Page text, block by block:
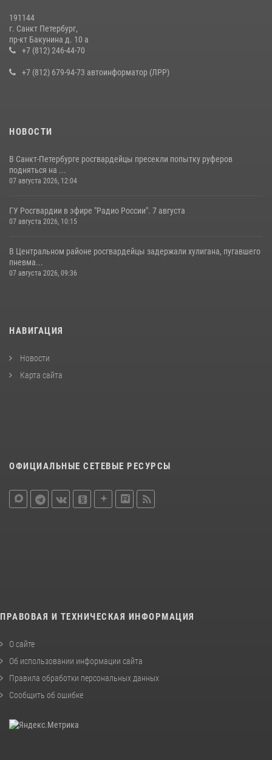
В Ленобласти сотрудники Росгвардии провели встречу с
воспитанниками детского клуба «Умные каникулы»
191144
г. Санкт Петербург,
пр-кт Бакунина д. 10 а
+7 (812) 246-44-70
+7 (812) 679-94-73 автоинформатор (ЛРР)
НОВОСТИ
В Санкт-Петербурге росгвардейцы пресекли попытку руферов
подняться на ...
07 августа 2026, 12:04
ГУ Росгвардии в эфире "Радио России". 7 августа
07 августа 2026, 10:15
В Центральном районе росгвардейцы задержали хулигана, пугавшего
пневма...
07 августа 2026, 09:36
НАВИГАЦИЯ
Новости
Карта сайта
ОФИЦИАЛЬНЫЕ СЕТЕВЫЕ РЕСУРСЫ
ПРАВОВАЯ И ТЕХНИЧЕСКАЯ ИНФОРМАЦИЯ
О сайте
Об использовании информации сайта
Правила обработки персональных данных
Сообщить об ошибке